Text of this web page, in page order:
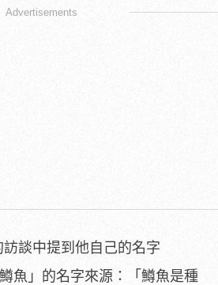
Advertisements
談中提到他自己的名字
魚」的名字來源：「鱒魚是種